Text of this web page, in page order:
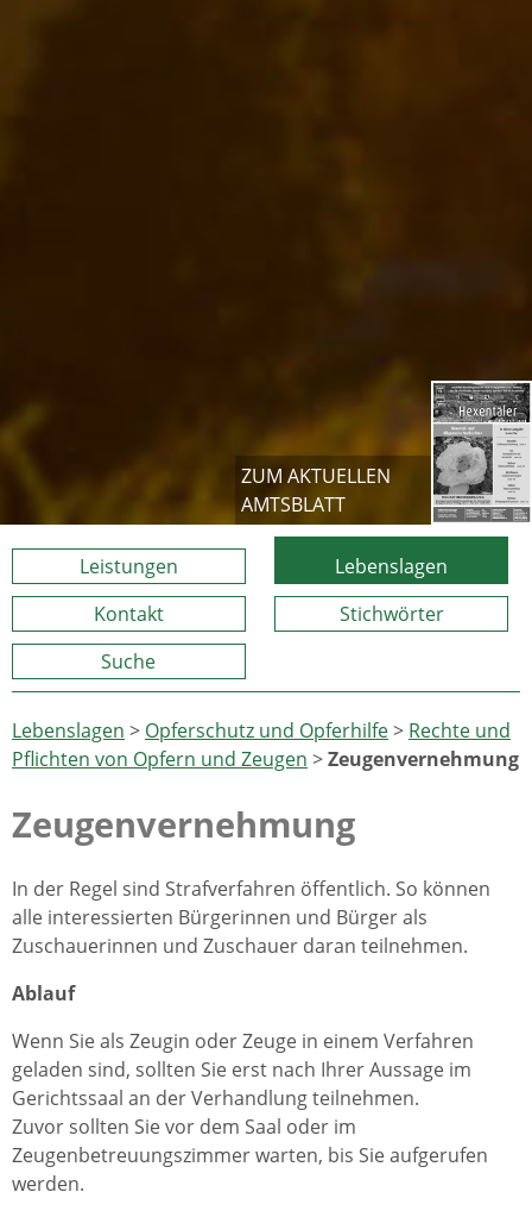
ZUM AKTUELLEN
AMTSBLATT
Leistungen
Lebenslagen
Kontakt
Stichwörter
Suche
Lebenslagen > Opferschutz und Opferhilfe> Rechte und
Pflichten von Opfern und Zeugen >Zeugenvernehmung
Zeugenvernehmung
In der Regel sind Strafverfahren öffentlich. So können
alle interessierten Bürgerinnen und Bürger als
Zuschauerinnen und Zuschauer daran teilnehmen.
Ablauf
Wenn Sie als Zeugin oder Zeuge in einem Verfahren
geladen sind, sollten Sie erst nach Ihrer Aussage im
Gerichtssaal an der Verhandlung teilnehmen.
Zuvor sollten Sie vor dem Saal oder im
Zeugenbetreuungszimmer warten, bis Sie aufgerufen
werden.